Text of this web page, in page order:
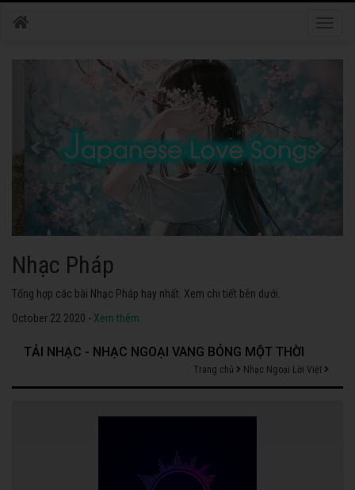
Nhạc Nhật Bản
Tuyển tập các bài Nhạc Nhật Bản hay nhất. Không thể không nghe thử.
October 22 2020 - Xem thêm
TẢI NHẠC - NHẠC NGOẠI VANG BÓNG MỘT THỜI
Trang chủ Nhạc Ngoại Lời Việt